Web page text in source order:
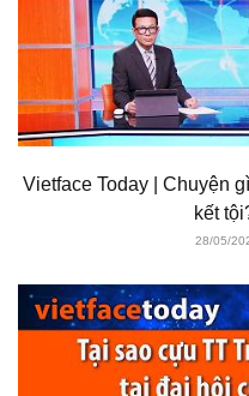
Vietface Today | Chuyện
kết
28/05/